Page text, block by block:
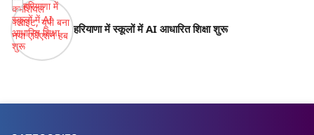
हरियाणा में स्कूलों में AI आधारित शिक्षा शुरू